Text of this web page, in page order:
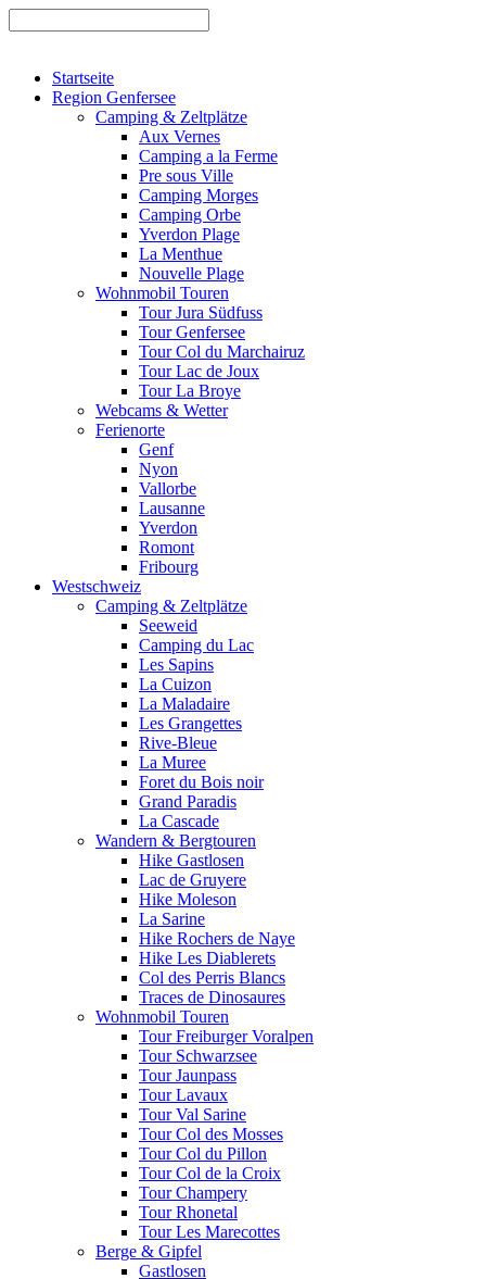
Startseite
Region Genfersee
Camping & Zeltplätze
Aux Vernes
Camping a la Ferme
Pre sous Ville
Camping Morges
Camping Orbe
Yverdon Plage
La Menthue
Nouvelle Plage
Wohnmobil Touren
Tour Jura Südfuss
Tour Genfersee
Tour Col du Marchairuz
Tour Lac de Joux
Tour La Broye
Webcams & Wetter
Ferienorte
Genf
Nyon
Vallorbe
Lausanne
Yverdon
Romont
Fribourg
Westschweiz
Camping & Zeltplätze
Seeweid
Camping du Lac
Les Sapins
La Cuizon
La Maladaire
Les Grangettes
Rive-Bleue
La Muree
Foret du Bois noir
Grand Paradis
La Cascade
Wandern & Bergtouren
Hike Gastlosen
Lac de Gruyere
Hike Moleson
La Sarine
Hike Rochers de Naye
Hike Les Diablerets
Col des Perris Blancs
Traces de Dinosaures
Wohnmobil Touren
Tour Freiburger Voralpen
Tour Schwarzsee
Tour Jaunpass
Tour Lavaux
Tour Val Sarine
Tour Col des Mosses
Tour Col du Pillon
Tour Col de la Croix
Tour Champery
Tour Rhonetal
Tour Les Marecottes
Berge & Gipfel
Gastlosen